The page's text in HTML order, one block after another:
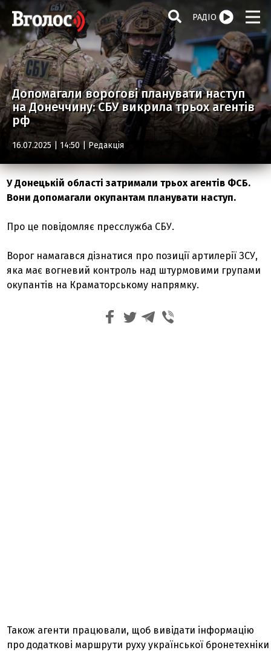
РАДІО
Допомагали ворогові планувати наступ
на Донеччину: СБУ викрила трьох агентів
рф
16.07.2025 | 14:50 | Редакція
У Донецькій області затримали трьох агентів ФСБ.
Вони допомагали окупантам планувати наступ.
Про це повідомляє пресслужба СБУ.
Ворог намагався дізнатися про позиції артилерії ЗСУ,
яка має вогневий контроль над штурмовими групами
окупантів на Краматорському напрямку.
Також агенти працювали, щоб вивідати інформацію
про додаткові маршрути руху української бронетехніки